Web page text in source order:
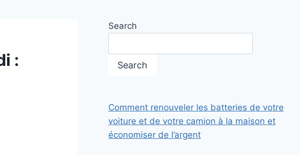
:
Search
Search
Comment renouveler les batteries de votre
voiture et de votre camion à la maison et
économiser de l’argent